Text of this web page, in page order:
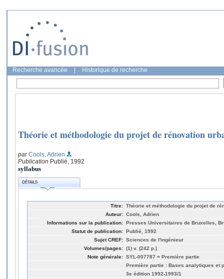
Recherche avancée Historique de recherche
Théorie et méthodologie du projet de rénovation
parCools, Adrien
Publication Publié, 1992
syllabus
DÉTAILS
Titre: Théorie et méthodologie du projet de
Auteur: Cools, Adrien
Informations sur la publication: Presses Universitaires de Bruxelles,
Statut de publication: Publié, 1992
Sujet CREF: Sciences de l'ingénieur
Volumes/pages: (1) v. (242 p.)
Note générale: SYL-007787 = Première partie
Première partie : Bases analytiques et
3e édition 1992-1993/1